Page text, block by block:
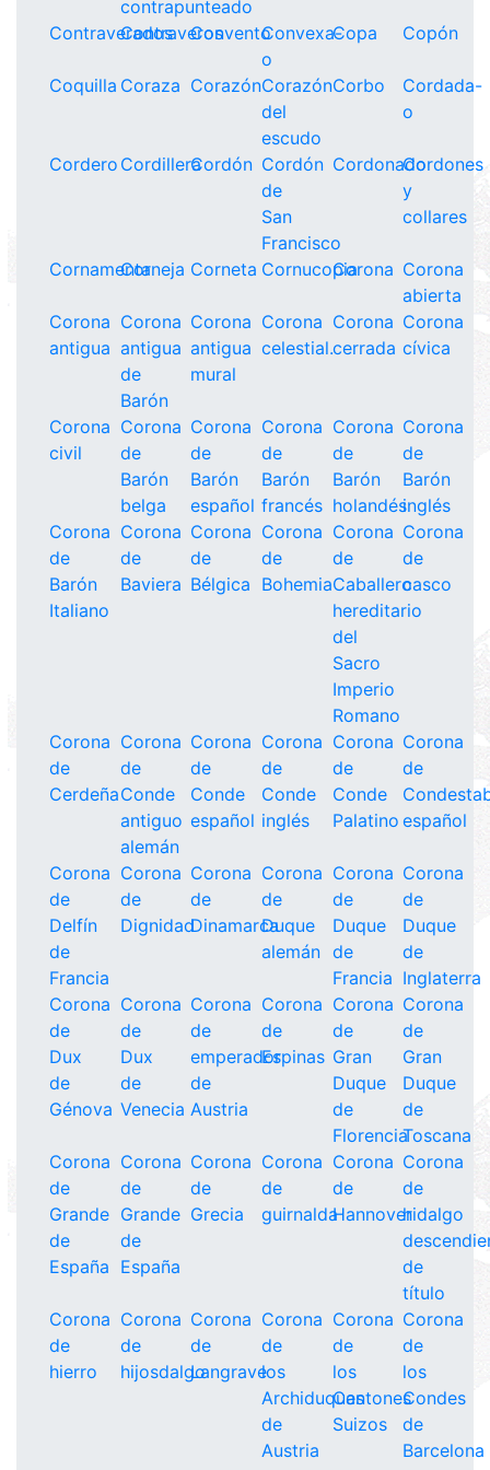
contrapunteado
ContraveradosContraverosConventoConvexa-
o
Copa Copón
Coquilla Coraza CorazónCorazón
del
escudo
Corbo
Cordada-
o
Cordero CordilleraCordón Cordón
de
San
Francisco
CordonadoCordones
y
collares
CornamentaCorneja Corneta CornucopiaCorona Corona
abierta
Corona
antigua
Corona
antigua
de
Barón
Corona
antigua
mural
Corona
celestial.
Corona
cerrada
Corona
cívica
Corona
civil
Corona
de
Barón
belga
Corona
de
Barón
español
Corona
de
Barón
francés
Corona
de
Barón
holandés
Corona
de
Barón
inglés
Corona
de
Barón
Italiano
Corona
de
Baviera
Corona
de
Bélgica
Corona
de
Bohemia
Corona
de
Caballero
hereditario
del
Sacro
Imperio
Romano
Corona
de
casco
Corona
de
Cerdeña
Corona
de
Conde
antiguo
alemán
Corona
de
Conde
español
Corona
de
Conde
inglés
Corona
de
Conde
Palatino
Corona
de
español
Corona
de
Delfín
de
Francia
Corona
de
Dignidad
Corona
de
Dinamarca
Corona
de
Duque
alemán
Corona
de
Duque
de
Francia
Corona
de
Duque
de
Inglaterra
Corona
de
Dux
de
Génova
Corona
de
Dux
de
Venecia
Corona
de
emperador
de
Austria
Corona
de
Espinas
Corona
de
Gran
Duque
de
Florencia
Corona
de
Gran
Duque
de
Toscana
Corona
de
Grande
de
España
Corona
de
Grande
de
España
Corona
de
Grecia
Corona
de
guirnalda
Corona
de
Hannover
Corona
de
hidalgo
de
título
Corona
de
hierro
Corona
de
hijosdalgo
Corona
de
Langrave
Corona
de
los
Archiduques
de
Austria
Corona
de
los
Cantones
Suizos
Corona
de
los
Condes
de
Barcelona